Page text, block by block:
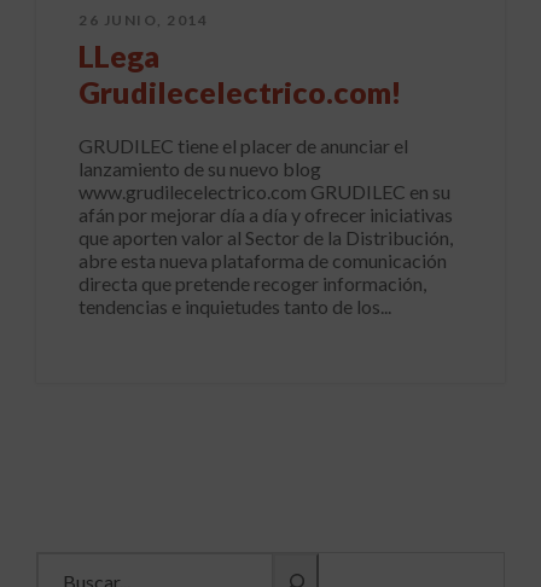
26 JUNIO, 2014
LLega
Grudilecelectrico.com!
GRUDILEC tiene el placer de anunciar el
lanzamiento de su nuevo blog
www.grudilecelectrico.com GRUDILEC en su
afán por mejorar día a día y ofrecer iniciativas
que aporten valor al Sector de la Distribución,
abre esta nueva plataforma de comunicación
directa que pretende recoger información,
tendencias e inquietudes tanto de los...